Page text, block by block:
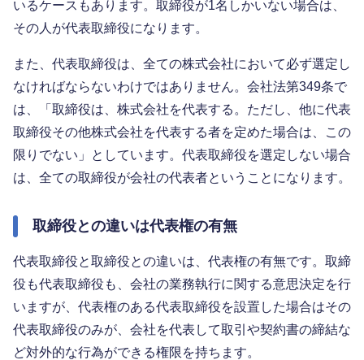
いるケースもあります。取締役が1名しかいない場合は、
その人が代表取締役になります。
また、代表取締役は、全ての株式会社において必ず選定し
なければならないわけではありません。会社法第349条で
は、「取締役は、株式会社を代表する。ただし、他に代表
取締役その他株式会社を代表する者を定めた場合は、この
限りでない」としています。代表取締役を選定しない場合
は、全ての取締役が会社の代表者ということになります。
取締役との違いは代表権の有無
代表取締役と取締役との違いは、代表権の有無です。取締
役も代表取締役も、会社の業務執行に関する意思決定を行
いますが、代表権のある代表取締役を設置した場合はその
代表取締役のみが、会社を代表して取引や契約書の締結な
ど対外的な行為ができる権限を持ちます。